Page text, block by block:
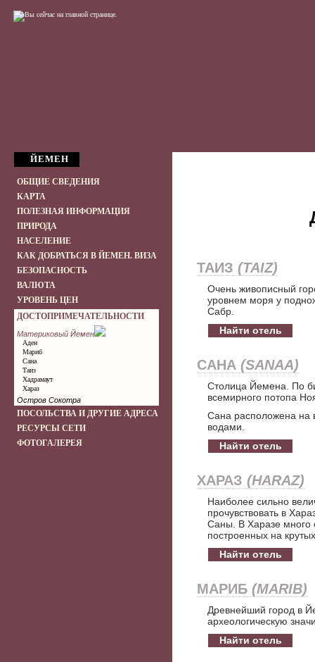
ЙЕМЕН
ОБЩИЕ СВЕДЕНИЯ
КАРТА
ПОЛЕЗНАЯ ИНФОРМАЦИЯ
ПРИРОДА
НАСЕЛЕНИЕ
КАК ДОБРАТЬСЯ В ЙЕМЕН. ВИЗА
БЕЗОПАСНОСТЬ
ВАЛЮТА
УРОВЕНЬ ЦЕН
ДОСТОПРИМЕЧАТЕЛЬНОСТИ
Материковый Йемен
Аден
Мариб
Сана
Таиз
Хадрамаут
Хараз
Остров Сокотра
ПОСОЛЬСТВА И ДРУГИЕ АДРЕСА
РЕСУРСЫ СЕТИ
ФОТОГАЛЕРЕЯ
ТАИЗ (TAIZ)
Очень живописный
уровнем моря у
Сабр.
Найти отель
САНА (SANAA)
Столица Йемена. По
всемирного потопа
Сана расположена на
водами.
Найти отель
ХАРАЗ (HARAZ)
Наиболее сильно
прочувствовать в
Саны. В Харазе много
построенных на
Найти отель
МАРИБ (MARIB)
Древнейший город в
археологическую
Найти отель